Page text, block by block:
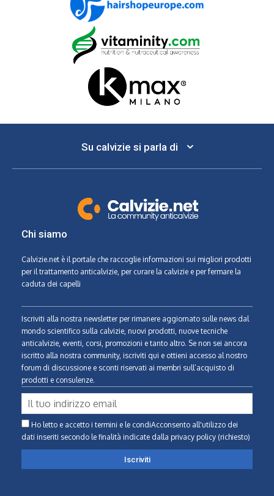
Su calvizie si parla di
Chi siamo
Calvizie.net è il portale che raccoglie informazioni sui migliori prodotti
per il trattamento anticalvizie, per curare la calvizie e per fermare la
caduta dei capelli
Iscriviti alla nostra newsletter per rimanere aggiornato sulle news dal
mondo scientifico sulla calvizie, nuovi prodotti, nuove tecniche
anticalvizie, eventi, corsi, promozioni e tanto altro. Se non sei ancora
iscritto alla nostra community, iscriviti qui e ottieni accesso al nostro
forum di discussione e sconti riservati ai membri sull’acquisto di
prodotti e consulenze.
Ho letto e accetto i termini e le condiAcconsento all'utilizzo dei
dati inseriti secondo le finalità indicate dalla privacy policy (richiesto)